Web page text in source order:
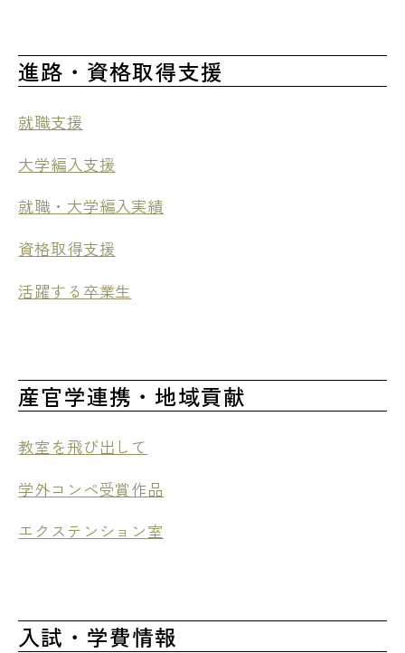
進路・資格取得支援
就職支援
大学編入支援
就職・大学編入実績
資格取得支援
活躍する卒業生
産官学連携・地域貢献
教室を飛び出して
学外コンペ受賞作品
エクステンション室
入試・学費情報